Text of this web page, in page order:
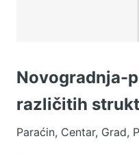
Novogradnja-
različitih
Paraćin, Centar, Grad,